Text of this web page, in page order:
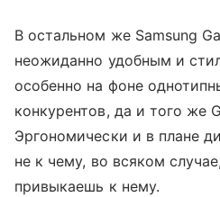
В остальном же Samsung
неожиданно удобным и
особенно на фоне
конкурентов, да и того же
Эргономически и в плане
не к чему, во всяком
привыкаешь к нему.